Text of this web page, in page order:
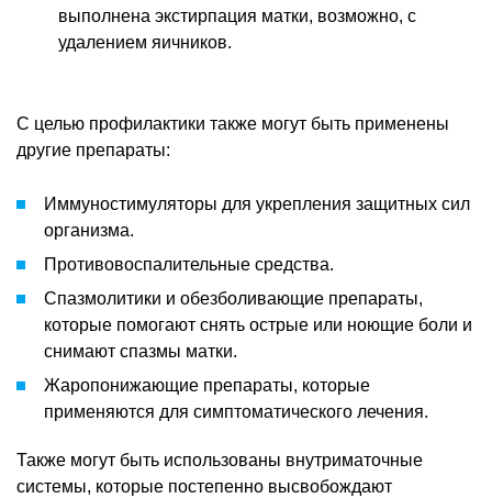
выполнена экстирпация матки, возможно, с
удалением яичников.
С целью профилактики также могут быть применены
другие препараты:
Иммуностимуляторы для укрепления защитных сил
организма.
Противовоспалительные средства.
Спазмолитики и обезболивающие препараты,
которые помогают снять острые или ноющие боли и
снимают спазмы матки.
Жаропонижающие препараты, которые
применяются для симптоматического лечения.
Также могут быть использованы внутриматочные
системы, которые постепенно высвобождают